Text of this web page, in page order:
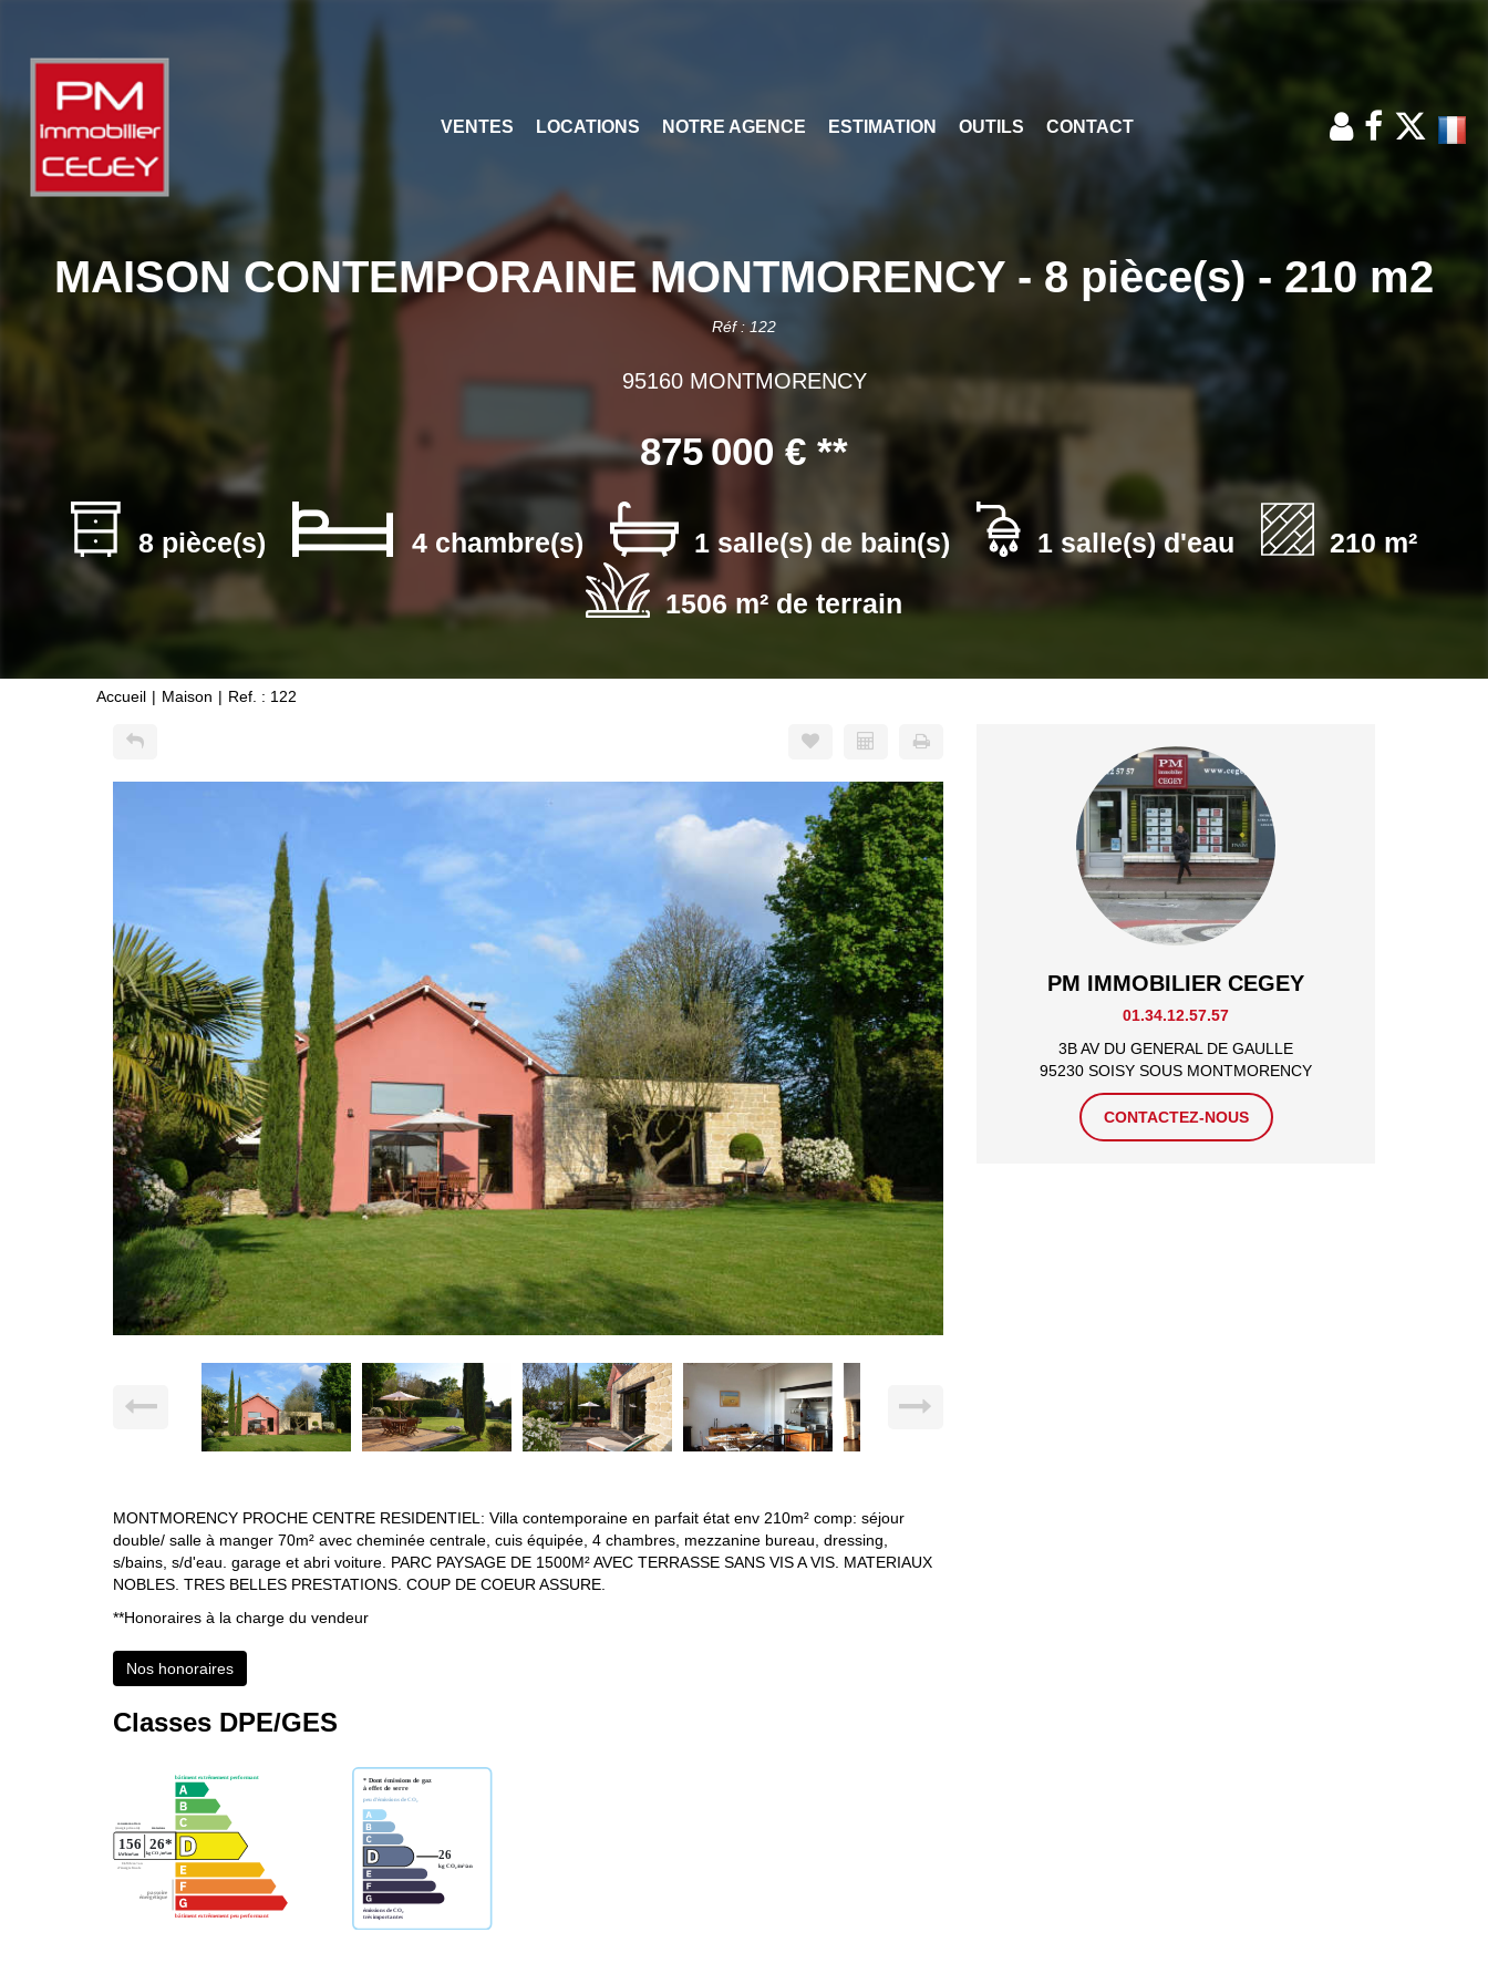
VENTES LOCATIONS NOTRE AGENCE ESTIMATION OUTILS CONTACT
MAISON CONTEMPORAINE MONTMORENCY - 8 pièce(s) - 210 m2
Réf : 122
95160 MONTMORENCY
875 000 € **
8 pièce(s) 4 chambre(s) 1 salle(s) de bain(s) 1 salle(s) d'eau
210 m²
1506 m² de terrain
Accueil Maison Ref. : 122
MONTMORENCY PROCHE CENTRE RESIDENTIEL: Villa contemporaine en parfait état env 210m² comp: séjour
double/ salle à manger 70m² avec cheminée centrale, cuis équipée, 4 chambres, mezzanine bureau, dressing,
s/bains, s/d'eau. garage et abri voiture. PARC PAYSAGE DE 1500M² AVEC TERRASSE SANS VIS A VIS. MATERIAUX
NOBLES. TRES BELLES PRESTATIONS. COUP DE COEUR ASSURE.
**Honoraires à la charge du vendeur
Nos honoraires
Classes DPE/GES
PM IMMOBILIER CEGEY
01.34.12.57.57
3B AV DU GENERAL DE GAULLE
95230 SOISY SOUS MONTMORENCY
CONTACTEZ-NOUS